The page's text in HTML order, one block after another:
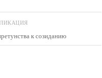
к созиданию